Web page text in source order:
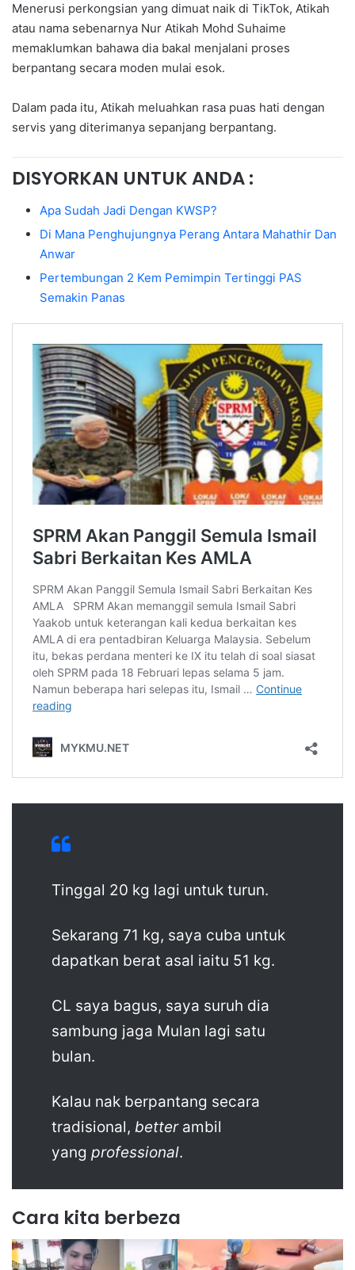
Menerusi perkongsian yang dimuat naik di TikTok, Atikah
atau nama sebenarnya Nur Atikah Mohd Suhaime
memaklumkan bahawa dia bakal menjalani proses
berpantang secara moden mulai esok.
Dalam pada itu, Atikah meluahkan rasa puas hati dengan
servis yang diterimanya sepanjang berpantang.
DISYORKAN UNTUK ANDA :
Apa Sudah Jadi Dengan KWSP?
Di Mana Penghujungnya Perang Antara Mahathir Dan
Anwar
Pertembungan 2 Kem Pemimpin Tertinggi PAS
Semakin Panas
Tinggal 20 kg lagi untuk turun.
Sekarang 71 kg, saya cuba untuk
dapatkan berat asal iaitu 51 kg.
CL saya bagus, saya suruh dia
sambung jaga Mulan lagi satu
bulan.
Kalau nak berpantang secara
tradisional, betterambil
yang professional.
Cara kita berbeza